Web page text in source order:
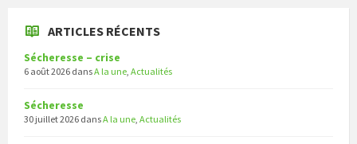
ARTICLES RÉCENTS
Sécheresse – crise
6 août 2026 dansA la une Actualités
Sécheresse
30 juillet 2026 dansA la une Actualités